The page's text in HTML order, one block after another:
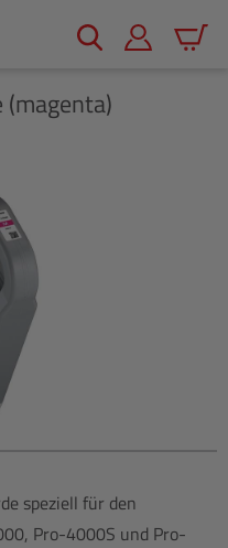
speziell für den
Pro-4000S und Pro-